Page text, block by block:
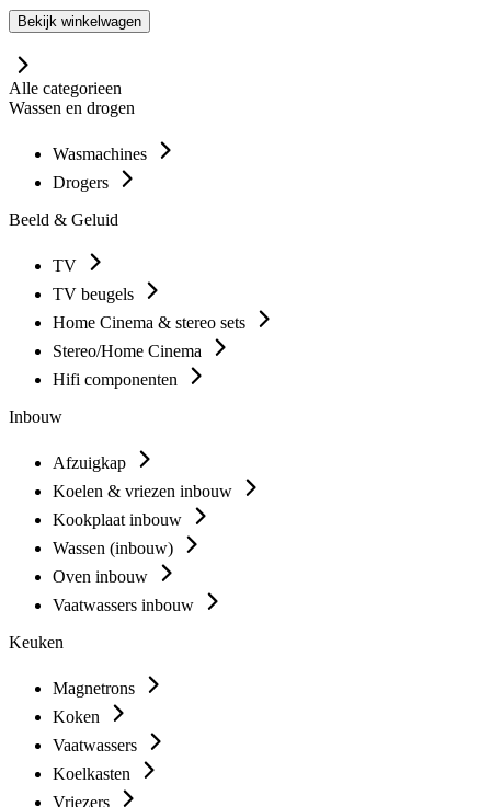
Bekijk winkelwagen
Alle categorieen
Wassen en drogen
Wasmachines
Drogers
Beeld & Geluid
TV
TV beugels
Home Cinema & stereo sets
Stereo/Home Cinema
Hifi componenten
Inbouw
Afzuigkap
Koelen & vriezen inbouw
Kookplaat inbouw
Wassen (inbouw)
Oven inbouw
Vaatwassers inbouw
Keuken
Magnetrons
Koken
Vaatwassers
Koelkasten
Vriezers